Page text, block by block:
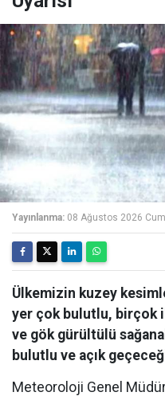
Yayınlanma: 08 Ağustos 2026
Ülkemizin kuzey
yer çok bulutlu, birçok
ve gök gürültülü
bulutlu ve açık
Meteoroloji Genel